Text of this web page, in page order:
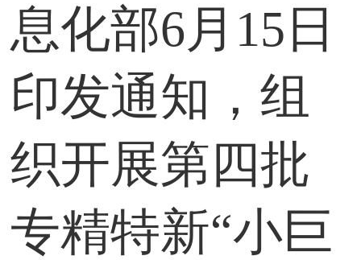
息化部6月15日
印发通知，组
织开展第四批
专精特新“小巨